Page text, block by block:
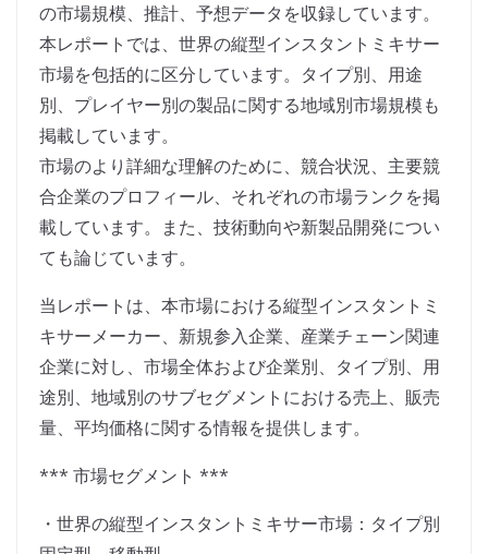
の市場規模、推計、予想データを収録しています。
本レポートでは、世界の縦型インスタントミキサー
市場を包括的に区分しています。タイプ別、用途
別、プレイヤー別の製品に関する地域別市場規模も
掲載しています。
市場のより詳細な理解のために、競合状況、主要競
合企業のプロフィール、それぞれの市場ランクを掲
載しています。また、技術動向や新製品開発につい
ても論じています。
当レポートは、本市場における縦型インスタントミ
キサーメーカー、新規参入企業、産業チェーン関連
企業に対し、市場全体および企業別、タイプ別、用
途別、地域別のサブセグメントにおける売上、販売
量、平均価格に関する情報を提供します。
*** 市場セグメント ***
・世界の縦型インスタントミキサー市場：タイプ別